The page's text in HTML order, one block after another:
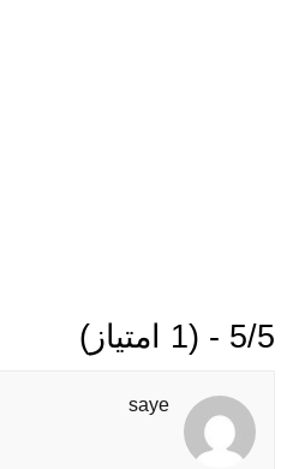
5/5 - (1 امتیاز)
saye